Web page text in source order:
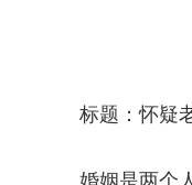
标题：怀疑
婚姻是两个